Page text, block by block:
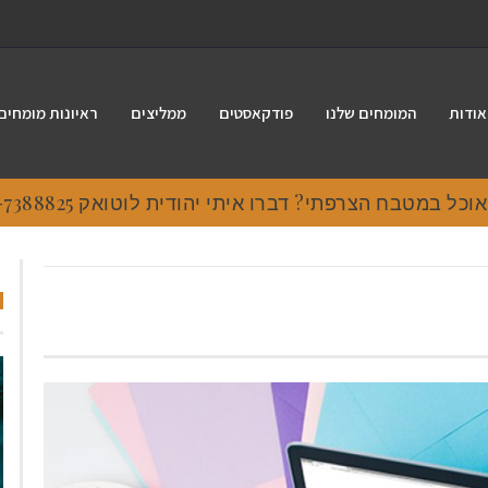
אודות המומחים שלנו פודקאסטים ממליצים ראיונות
במטבח הצרפתי? דברו איתי יהודית לוטואק 054-7388825.